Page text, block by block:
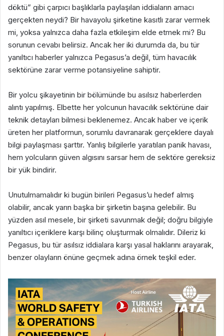
döktü” gibi çarpıcı başlıklarla paylaşılan iddiaların amacı
gerçekten neydi? Bir havayolu şirketine kasıtlı zarar vermek
mi, yoksa yalnızca daha fazla etkileşim elde etmek mi? Bu
sorunun cevabı belirsiz. Ancak her iki durumda da, bu tür
yanıltıcı haberler yalnızca Pegasus’a değil, tüm havacılık
sektörüne zarar verme potansiyeline sahiptir.
Bir yolcu şikayetinin bir bölümünde bu asılsız haberlerden
alıntı yapılmış. Elbette her yolcunun havacılık sektörüne dair
teknik detayları bilmesi beklenemez. Ancak haber ve içerik
üreten her platformun, sorumlu davranarak gerçeklere dayalı
bilgi paylaşması şarttır. Yanlış bilgilerle yaratılan panik havası,
hem yolcuların güven algısını sarsar hem de sektöre gereksiz
bir yük bindirir.
Unutulmamalıdır ki bugün birileri Pegasus’u hedef almış
olabilir, ancak yarın başka bir şirketin başına gelebilir. Bu
yüzden asıl mesele, bir şirketi savunmak değil; doğru bilgiyle
yanıltıcı içeriklere karşı bilinç oluşturmak olmalıdır. Dileriz ki
Pegasus, bu tür asılsız iddialara karşı yasal haklarını arayarak,
benzer olayların önüne geçmek adına örnek teşkil eder.